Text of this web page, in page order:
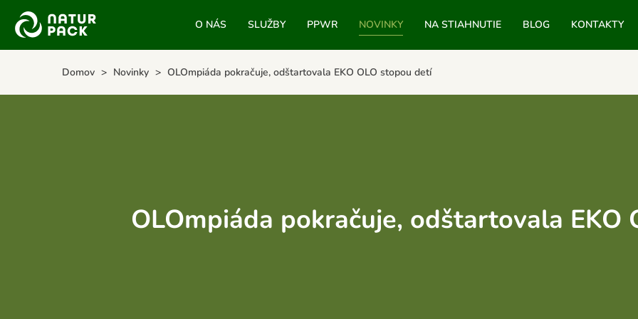
O NÁS SLUŽBY PPWR NOVINKY NA STIAHNUTIE BLOG KONTAKTY
Domov Novinky OLOmpiáda pokračuje, odštartovala EKO OLO stopou detí
OLOmpiáda pokračuje, odštartovala EKO